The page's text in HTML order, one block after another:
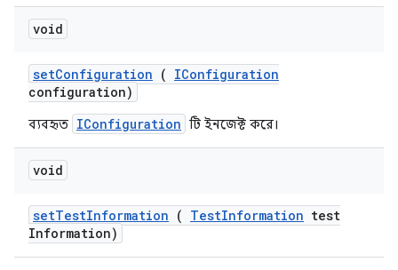
void
setConfiguration ( IConfiguration
configuration)
ব্যবহৃত IConfiguration টি ইনজেক্ট করে।
void
setTestInformation ( TestInformation test
Information)